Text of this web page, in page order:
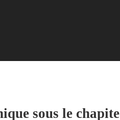
sous le